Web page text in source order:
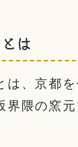
は
は、京都
界隈の窯